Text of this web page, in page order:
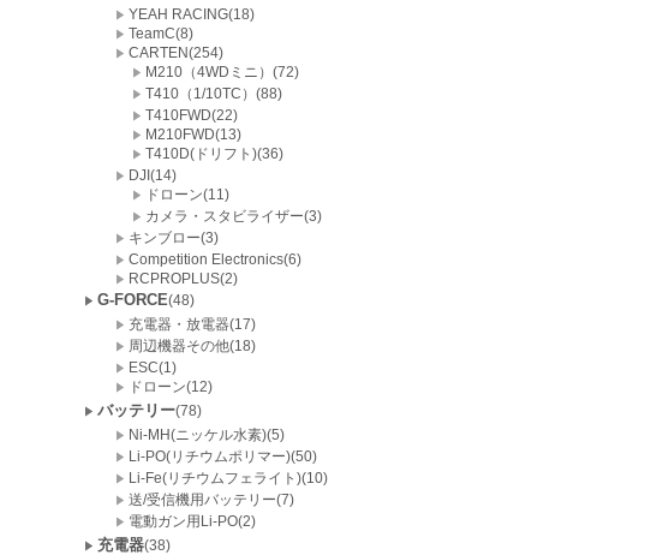
YEAH RACING(18)
TeamC(8)
CARTEN(254)
M210（4WDミニ）(72)
T410（1/10TC）(88)
T410FWD(22)
M210FWD(13)
T410D(ドリフト)(36)
DJI(14)
ドローン(11)
カメラ・スタビライザー(3)
キンブロー(3)
Competition Electronics(6)
RCPROPLUS(2)
G-FORCE(48)
充電器・放電器(17)
周辺機器その他(18)
ESC(1)
ドローン(12)
バッテリー(78)
Ni-MH(ニッケル水素)(5)
Li-PO(リチウムポリマー)(50)
Li-Fe(リチウムフェライト)(10)
送/受信機用バッテリー(7)
電動ガン用Li-PO(2)
充電器(38)